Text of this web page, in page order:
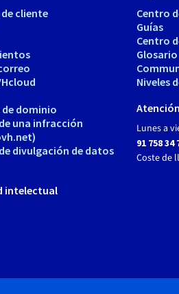
cliente
dominio
una infracción
divulgación de datos
intelectual
Centro
Guías
Centro
Glosario
Niveles
Lunes a
91 758 34
Coste de